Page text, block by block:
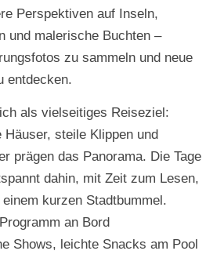
Perspektiven auf Inseln,
und malerische Buchten –
zu sammeln und neue
entdecken.
als vielseitiges Reiseziel:
steile Klippen und
prägen das Panorama. Die Tage
dahin, mit Zeit zum Lesen,
kurzen Stadtbummel.
an Bord
Shows, leichte Snacks am Pool